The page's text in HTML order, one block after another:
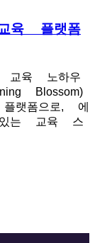
육 플랫폼
교육 노하우
Blossom)
랫폼으로, 에
는 교육 스